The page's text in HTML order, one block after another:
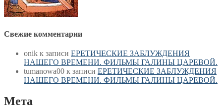
Свежие комментарии
onik к записи ЕРЕТИЧЕСКИЕ ЗАБЛУЖДЕНИЯ
НАШЕГО ВРЕМЕНИ. ФИЛЬМЫ ГАЛИНЫ ЦАРЕВОЙ.
tumanowa00 к записи ЕРЕТИЧЕСКИЕ ЗАБЛУЖДЕНИЯ
НАШЕГО ВРЕМЕНИ. ФИЛЬМЫ ГАЛИНЫ ЦАРЕВОЙ.
Мета